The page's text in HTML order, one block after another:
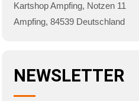
Kartshop Ampfing, Notzen 11
Ampfing, 84539 Deutschland
NEWSLETTER